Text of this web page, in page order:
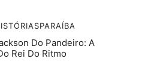
PARAÍBA
Do Pandeiro: A
Rei Do Ritmo